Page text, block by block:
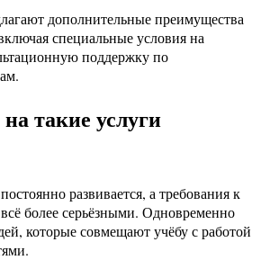
дополнительные преимущества
специальные условия на
поддержку по
такие услуги
развивается, а требования к
всё более серьёзными. Одновременно
которые совмещают учёбу с работой